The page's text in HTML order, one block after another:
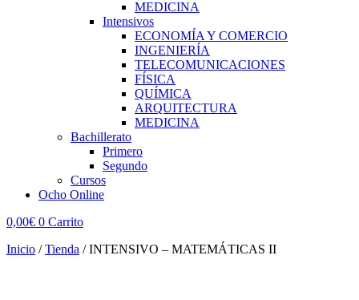
MEDICINA
Intensivos
ECONOMÍA Y COMERCIO
INGENIERÍA
TELECOMUNICACIONES
FÍSICA
QUÍMICA
ARQUITECTURA
MEDICINA
Bachillerato
Primero
Segundo
Cursos
Ocho Online
0,00€ 0 Carrito
Inicio /Tienda /INTENSIVO – MATEMÁTICAS II